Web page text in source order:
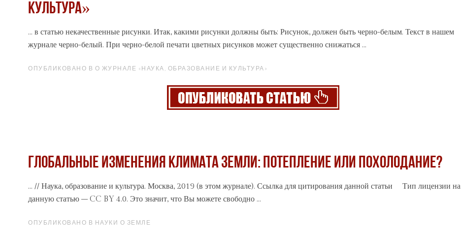
культура»
... в статью некачественные рисунки. Итак, какими рисунки должны быть: Рисунок, должен быть черно-белым. Текст в нашем
журнале черно-белый. При черно-белой печати цветных рисунков может существенно снижаться ...
ОПУБЛИКОВАНО В О ЖУРНАЛЕ «НАУКА, ОБРАЗОВАНИЕ И КУЛЬТУРА»
ГЛОБАЛЬНЫЕ ИЗМЕНЕНИЯ КЛИМАТА ЗЕМЛИ: ПОТЕПЛЕНИЕ ИЛИ ПОХОЛОДАНИЕ?
... // Наука, образование и культура. Москва, 2019 (в этом журнале). Ссылка для цитирования данной статьи Тип лицензии на
данную статью – CC BY 4.0. Это значит, что Вы можете свободно ...
ОПУБЛИКОВАНО В НАУКИ О ЗЕМЛЕ